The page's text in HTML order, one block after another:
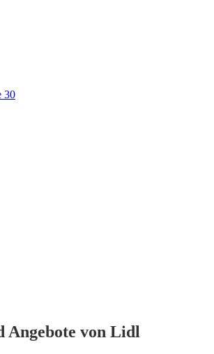
30
Angebote von Lidl